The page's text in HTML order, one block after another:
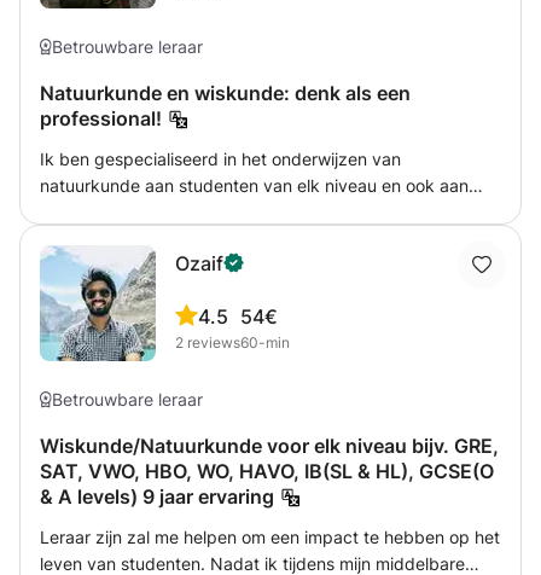
Betrouwbare leraar
Natuurkunde en wiskunde: denk als een
professional!
Ik ben gespecialiseerd in het onderwijzen van
natuurkunde aan studenten van elk niveau en ook aan
onderwerpen op een manier dat de student de betekenis
en oorsprong van het vakgebied begrijpt. Mijn doel is om
het standpunt van studenten in de natuurkunde te
veranderen en hen aan te moedigen om dieper, preciezer
Ozaif
4.5
2 reviews
54€
60-min
Betrouwbare leraar
Wiskunde/Natuurkunde voor elk niveau bijv. GRE,
SAT, VWO, HBO, WO, HAVO, IB(SL & HL), GCSE(O
& A levels) 9 jaar ervaring
Leraar zijn zal me helpen om een impact te hebben op het
leven van studenten. Nadat ik tijdens mijn middelbare